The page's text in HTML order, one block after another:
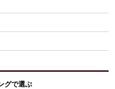
グで選ぶ